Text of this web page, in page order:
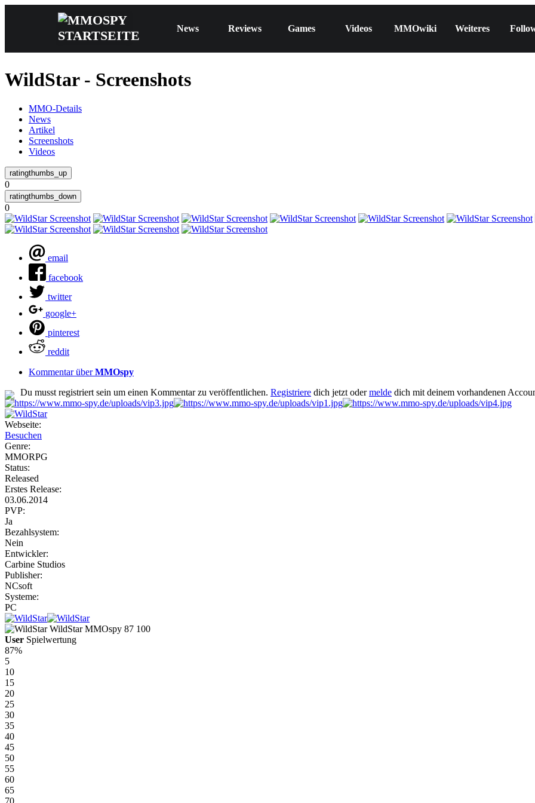
News Reviews Games Videos MMOwiki Weiteres
WildStar - Screenshots
MMO-Details
News
Artikel
Screenshots
Videos
0
0
email
facebook
twitter
google+
pinterest
reddit
Kommentar überMMOspy
Du musst registriert sein um einen Kommentar zu veröffentlichen. Registriere dich jetzt odermelde dich mit deinem vorhandenen
Webseite:
Besuchen
Genre:
MMORPG
Status:
Released
Erstes Release:
03.06.2014
PVP:
Ja
Bezahlsystem:
Nein
Entwickler:
Carbine Studios
Publisher:
NCsoft
Systeme:
PC
WildStar MMOspy 87 100
User Spielwertung
87%
5
10
15
20
25
30
35
40
45
50
55
60
65
70